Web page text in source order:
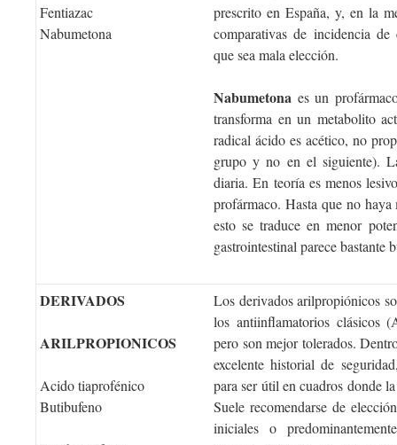
Fentiazac
Nabumetona
prescrito en España, y, en la
comparativas de incidencia de
que sea mala elección.
Nabumetona es un
transforma en un metabolito
radical ácido es acético, no
grupo y no en el siguiente).
diaria. En teoría es menos
profármaco. Hasta que no
esto se traduce en menor
gastrointestinal parece bastante
DERIVADOS
ARILPROPIONICOS
Acido tiaprofénico
Butibufeno
Los derivados arilpropiónicos
los antiinflamatorios clásicos
pero son mejor tolerados.
excelente historial de
para ser útil en cuadros donde
Suele recomendarse de
iniciales o